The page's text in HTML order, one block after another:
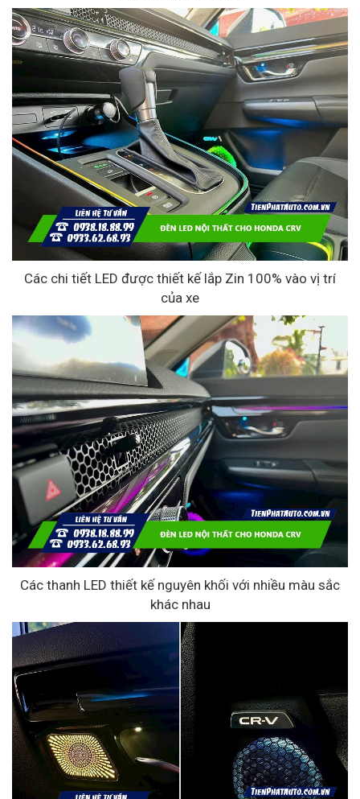
Các chi tiết LED được thiết kế lắp Zin 100% vào vị trí
của xe
Các thanh LED thiết kế nguyên khối với nhiều màu sắc
khác nhau